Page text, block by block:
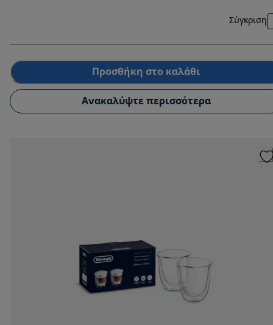
Σύγκριση
Προσθήκη στο καλάθι
Ανακαλύψτε περισσότερα